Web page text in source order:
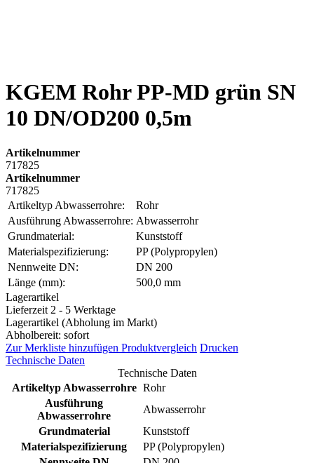
KGEM Rohr PP-MD grün SN
10 DN/OD200 0,5m
Artikelnummer
717825
Artikelnummer
717825
Artikeltyp Abwasserrohre:
Rohr
Ausführung Abwasserrohre: Abwasserrohr
Grundmaterial:
Kunststoff
Materialspezifizierung:
PP (Polypropylen)
Nennweite DN:
DN 200
Länge (mm):
500,0 mm
Lagerartikel
Lieferzeit 2 - 5 Werktage
Lagerartikel (Abholung im Markt)
Abholbereit: sofort
Zur Merkliste hinzufügen Produktvergleich Drucken
Technische Daten
Technische Daten
Artikeltyp Abwasserrohre Rohr
Ausführung
Abwasserrohre
Abwasserrohr
Grundmaterial
Kunststoff
Materialspezifizierung
PP (Polypropylen)